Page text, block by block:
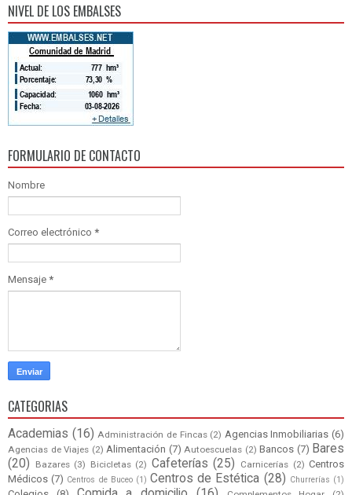
NIVEL DE LOS EMBALSES
FORMULARIO DE CONTACTO
Nombre
Correo electrónico *
Mensaje *
CATEGORIAS
Academias (16) Administración de Fincas (2) Agencias Inmobiliarias (6)
Agencias de Viajes (2) Alimentación (7) Autoescuelas (2) Bancos (7) Bares
(20)
Bazares (3) Bicicletas (2) Cafeterías (25) Carnicerías (2) Centros
Médicos (7) Centros de Buceo (1) Centros de Estética (28) Churrerías (1)